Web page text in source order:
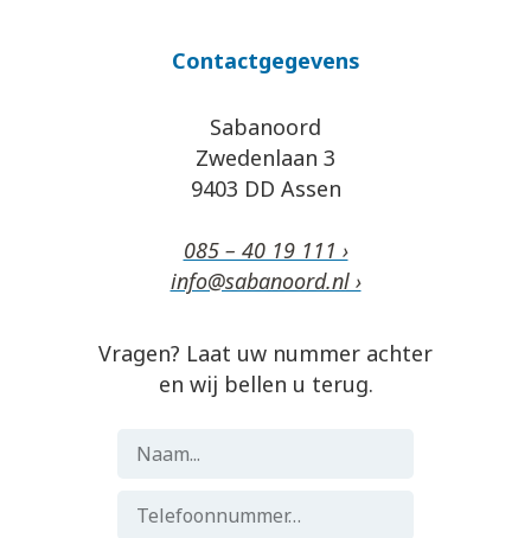
Contactgegevens
Sabanoord
Zwedenlaan 3
9403 DD Assen
085 – 40 19 111 ›
info@sabanoord.nl ›
Vragen? Laat uw nummer achter
en wij bellen u terug.